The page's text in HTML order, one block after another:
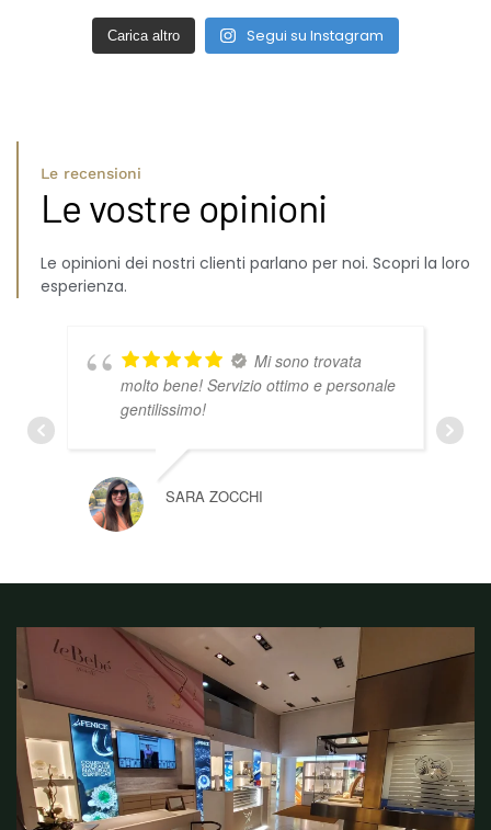
Carica altro Segui su Instagram
Le recensioni
Le vostre opinioni
Le opinioni dei nostri clienti parlano per noi. Scopri la loro
esperienza.
Mi sono trovata
molto bene! Servizio ottimo e personale
gentilissimo!
SARA ZOCCHI